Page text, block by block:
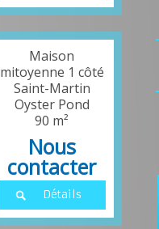
Maison
mitoyenne 1 côté
Saint-Martin
Oyster Pond
90 m²
Nous
contacter
Détails